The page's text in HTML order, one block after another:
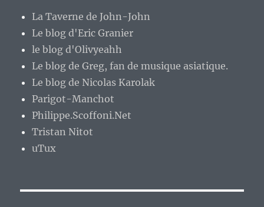
La Taverne de John-John
Le blog d'Eric Granier
le blog d'Olivyeahh
Le blog de Greg, fan de musique asiatique.
Le blog de Nicolas Karolak
Parigot-Manchot
Philippe.Scoffoni.Net
Tristan Nitot
uTux